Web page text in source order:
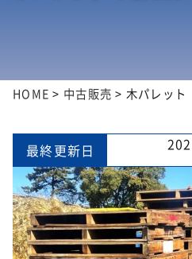
HOME > 中古販売 > 木パレット
最終更新日